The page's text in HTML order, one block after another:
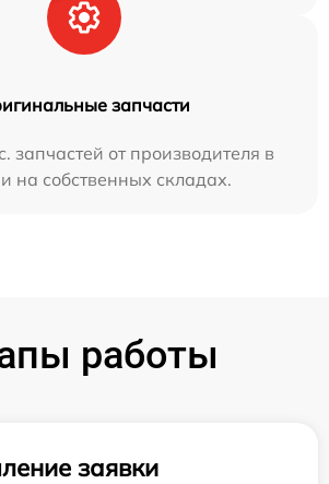
запчасти
запчастей от производителя в
на собственных складах.
работы
заявки